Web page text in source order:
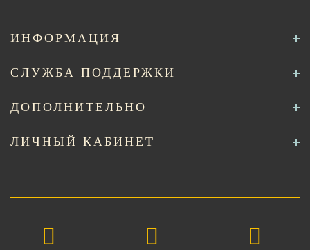
ИНФОРМАЦИЯ
СЛУЖБА ПОДДЕРЖКИ
ДОПОЛНИТЕЛЬНО
ЛИЧНЫЙ КАБИНЕТ